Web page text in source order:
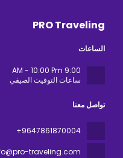
PRO Traveling
تواصل معنا
+9647861870004
traveling.com
الساعات
9:00 AM - 10:00 Pm
ساعات التوقيت الصيفي